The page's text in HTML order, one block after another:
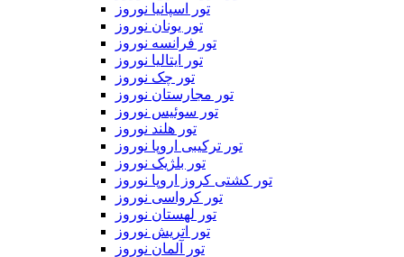
تور اسپانیا نوروز
تور یونان نوروز
تور فرانسه نوروز
تور ایتالیا نوروز
تور چک نوروز
تور مجارستان نوروز
تور سوئیس نوروز
تور هلند نوروز
تور ترکیبی اروپا نوروز
تور بلژیک نوروز
تور کشتی کروز اروپا نوروز
تور کرواسی نوروز
تور لهستان نوروز
تور اتریش نوروز
تور آلمان نوروز